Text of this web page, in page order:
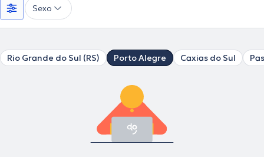
Sexo
Rio Grande do Sul (RS) Porto Alegre Caxias do Sul